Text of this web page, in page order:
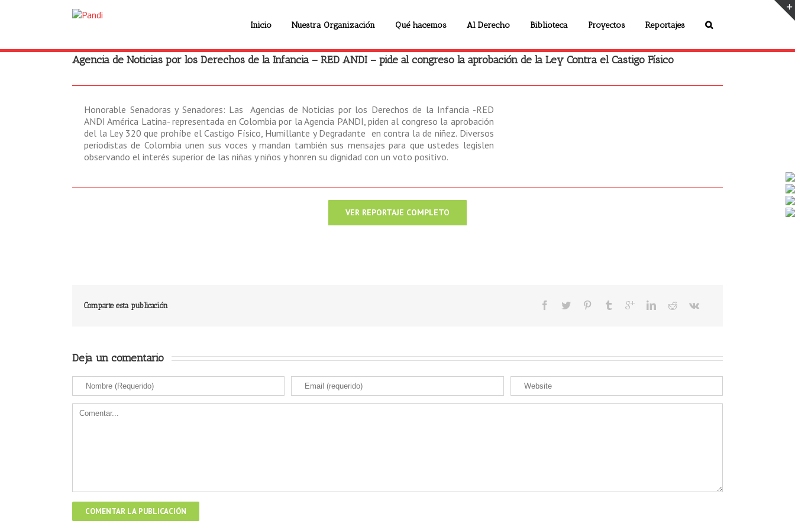
Inicio Nuestra Organización Qué hacemos Al Derecho Biblioteca Proyectos Reportajes
Agencia de Noticias por los Derechos de la Infancia – RED ANDI – pide al congreso la aprobación de la Ley Contra el Castigo Físico
Honorable Senadoras y Senadores: Las Agencias de Noticias por los Derechos de la Infancia -RED
ANDI América Latina- representada en Colombia por la Agencia PANDI, piden al congreso la aprobación
del la Ley 320 que prohíbe el Castigo Físico, Humillante y Degradante en contra la de niñez. Diversos
periodistas de Colombia unen sus voces y mandan también sus mensajes para que ustedes legislen
observando el interés superior de las niñas y niños y honren su dignidad con un voto positivo.
VER REPORTAJE COMPLETO
Comparte esta publicación
Deja un comentario